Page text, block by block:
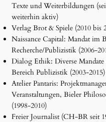
Texte und Weiterbildungen
weiterhin aktiv)
Verlag Brot & Spiele (2010 bis
Naissance Capital: Mandat im
Recherche/Publizistik (2006-
Dialog Ethik: Diverse
Bereich Publizistik (2003-2015)
Atelier Pantaris:
Veranstaltungen, Bieler
(1998-2010)
Freier Journalist (CH-BR seit